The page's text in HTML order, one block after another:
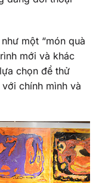
một “món quà
mới và khác
chọn để thử
chính mình và